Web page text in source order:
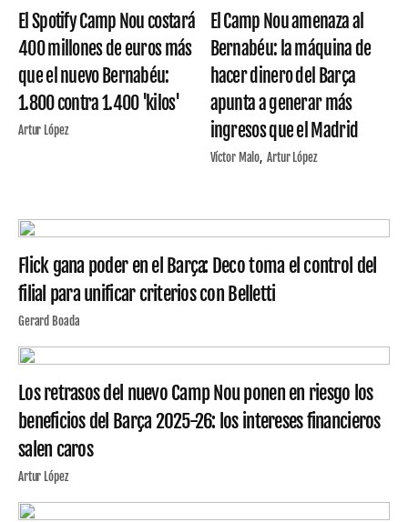
El Spotify Camp Nou costará
400 millones de euros más
que el nuevo Bernabéu:
1.800 contra 1.400 'kilos'
Artur López
El Camp Nou amenaza al
Bernabéu: la máquina de
hacer dinero del Barça
apunta a generar más
ingresos que el Madrid
Víctor Malo Artur López
Flick gana poder en el Barça: Deco toma el control del
filial para unificar criterios con Belletti
Gerard Boada
Los retrasos del nuevo Camp Nou ponen en riesgo los
beneficios del Barça 2025-26: los intereses financieros
salen caros
Artur López